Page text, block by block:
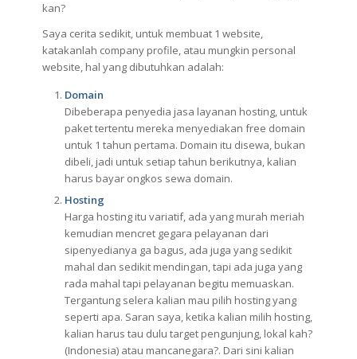
kan?
Saya cerita sedikit, untuk membuat 1 website,
katakanlah company profile, atau mungkin personal
website, hal yang dibutuhkan adalah:
Domain
Dibeberapa penyedia jasa layanan hosting, untuk
paket tertentu mereka menyediakan free domain
untuk 1 tahun pertama. Domain itu disewa, bukan
dibeli, jadi untuk setiap tahun berikutnya, kalian
harus bayar ongkos sewa domain.
Hosting
Harga hosting itu variatif, ada yang murah meriah
kemudian mencret gegara pelayanan dari
sipenyedianya ga bagus, ada juga yang sedikit
mahal dan sedikit mendingan, tapi ada juga yang
rada mahal tapi pelayanan begitu memuaskan.
Tergantung selera kalian mau pilih hosting yang
seperti apa. Saran saya, ketika kalian milih hosting,
kalian harus tau dulu target pengunjung, lokal kah?
(Indonesia) atau mancanegara?. Dari sini kalian